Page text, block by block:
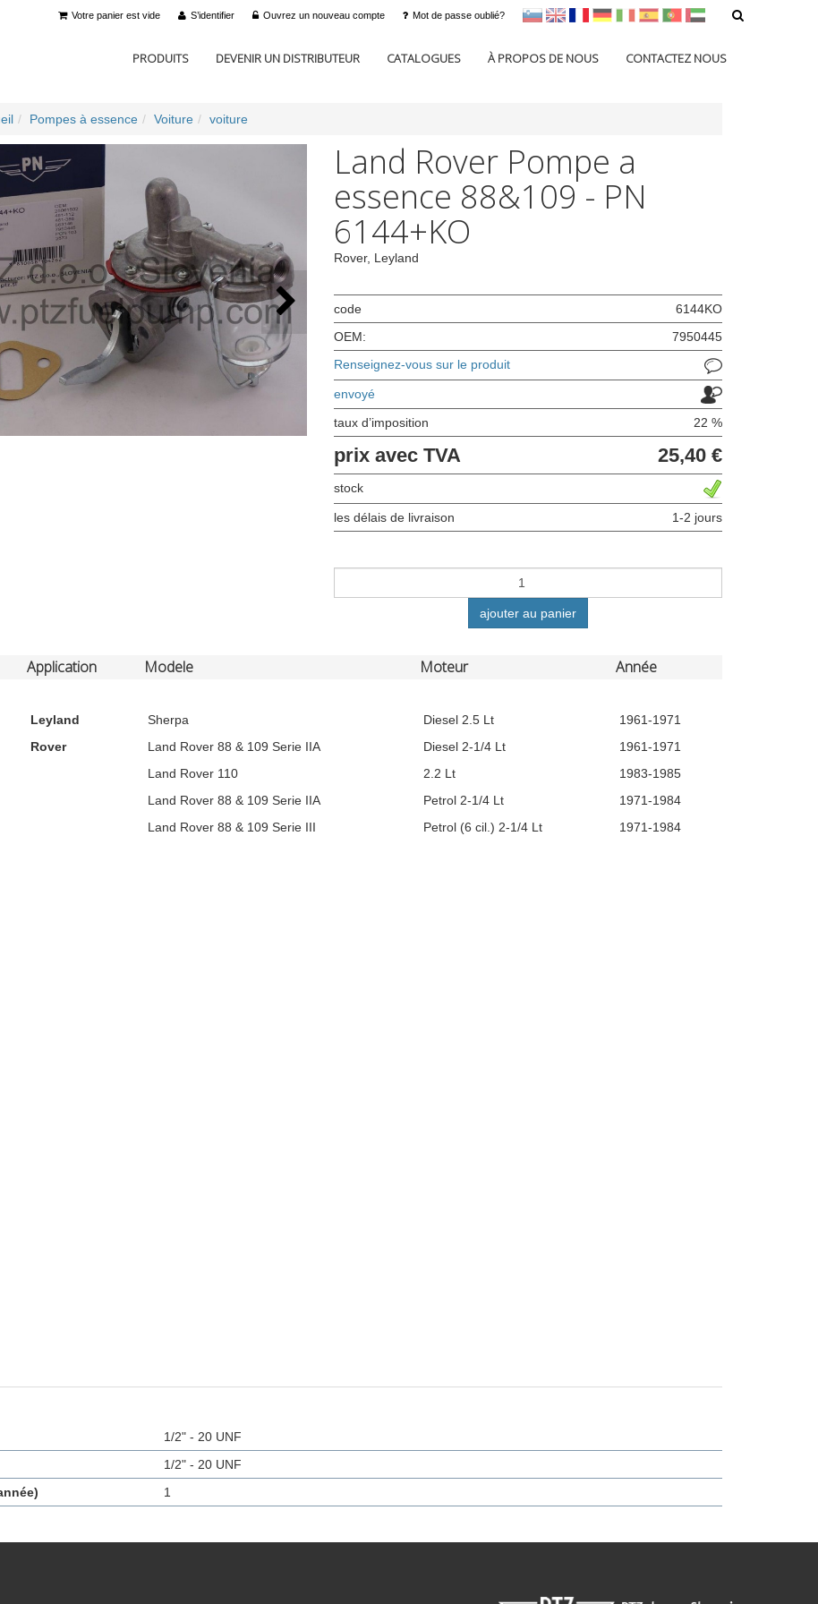
sl en francoščina
Nemščina
Italijanščina
Španščina
PortugalArabščina
S’identifier Ouvrez un nouveau compte Mot de passe oublié?
Votre panier est vide
PRODUITS DEVENIR UN DISTRIBUTEUR CATALOGUES À PROPOS DE NOUS CONTACTEZ NOUS
Pompes à essence Voiture voiture
Land Rover Pompe a
essence 88&109 - PN
6144+KO
Rover, Leyland
code
6144KO
OEM:
7950445
Renseignez-vous sur le produit
envoyé
taux d’imposition 22 %
prix avec TVA 25,40 €
stock
les délais de livraison 1-2 jours
ajouter au panier
Application Modele Moteur Année
Leyland Sherpa Diesel 2.5 Lt
1961-1971
Rover Land Rover 88 & 109 Serie IIA Diesel 2-1/4 Lt
1961-1971
Land Rover 110 2.2 Lt
1983-1985
Land Rover 88 & 109 Serie IIA Petrol 2-1/4 Lt
1971-1984
Land Rover 88 & 109 Serie III Petrol (6 cil.) 2-1/4 Lt
1971-1984
1/2" - 20 UNF
1/2" - 20 UNF
1